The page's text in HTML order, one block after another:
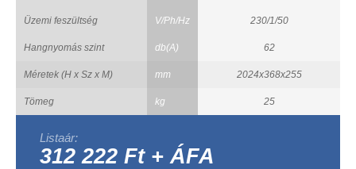
Üzemi feszültség V/Ph/Hz 230/1/50
Hangnyomás szint db(A) 62
Méretek (H x Sz x M) mm 2024x368x255
Tömeg kg 25
Listaár:
312 222 Ft + ÁFA